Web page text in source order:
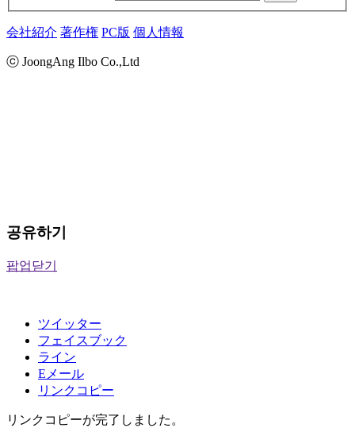
会社紹介 著作権 PC版 個人情報
ⓒ JoongAng Ilbo Co.,Ltd
공유하기
팝업닫기
ツイッター
フェイスブック
ライン
Eメール
リンクコピー
リンクコピーが完了しました。